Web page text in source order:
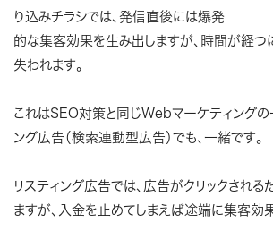
り込みチラシでは、発信直後には爆発
的な集客効果を生み出しますが、時間が経
失われます。
これはSEO対策と同じWebマーケティングの
ング広告（検索連動型広告）でも、一緒です。
リスティング広告では、広告がクリックされ
ますが、入金を止めてしまえば途端に集客効